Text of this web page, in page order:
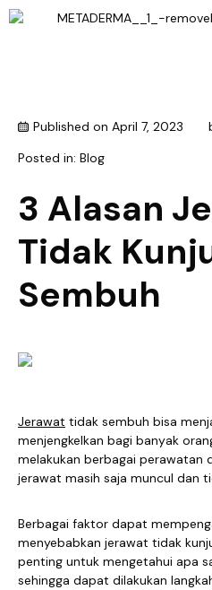
Published on April 7, 2023
Posted in: Blog
3 Alasan
Tidak
Sembuh
Jerawat tidak sembuh bisa
menjengkelkan bagi banyak
melakukan berbagai perawatan
jerawat masih saja muncul dan
Berbagai faktor dapat
menyebabkan jerawat tidak
penting untuk mengetahui apa
sehingga dapat dilakukan